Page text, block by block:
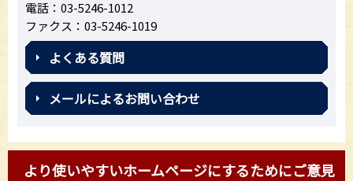
電話：03-5246-1012
ファクス：03-5246-1019
よくある質問
メールによるお問い合わせ
より使いやすいホームページにするためにご意見